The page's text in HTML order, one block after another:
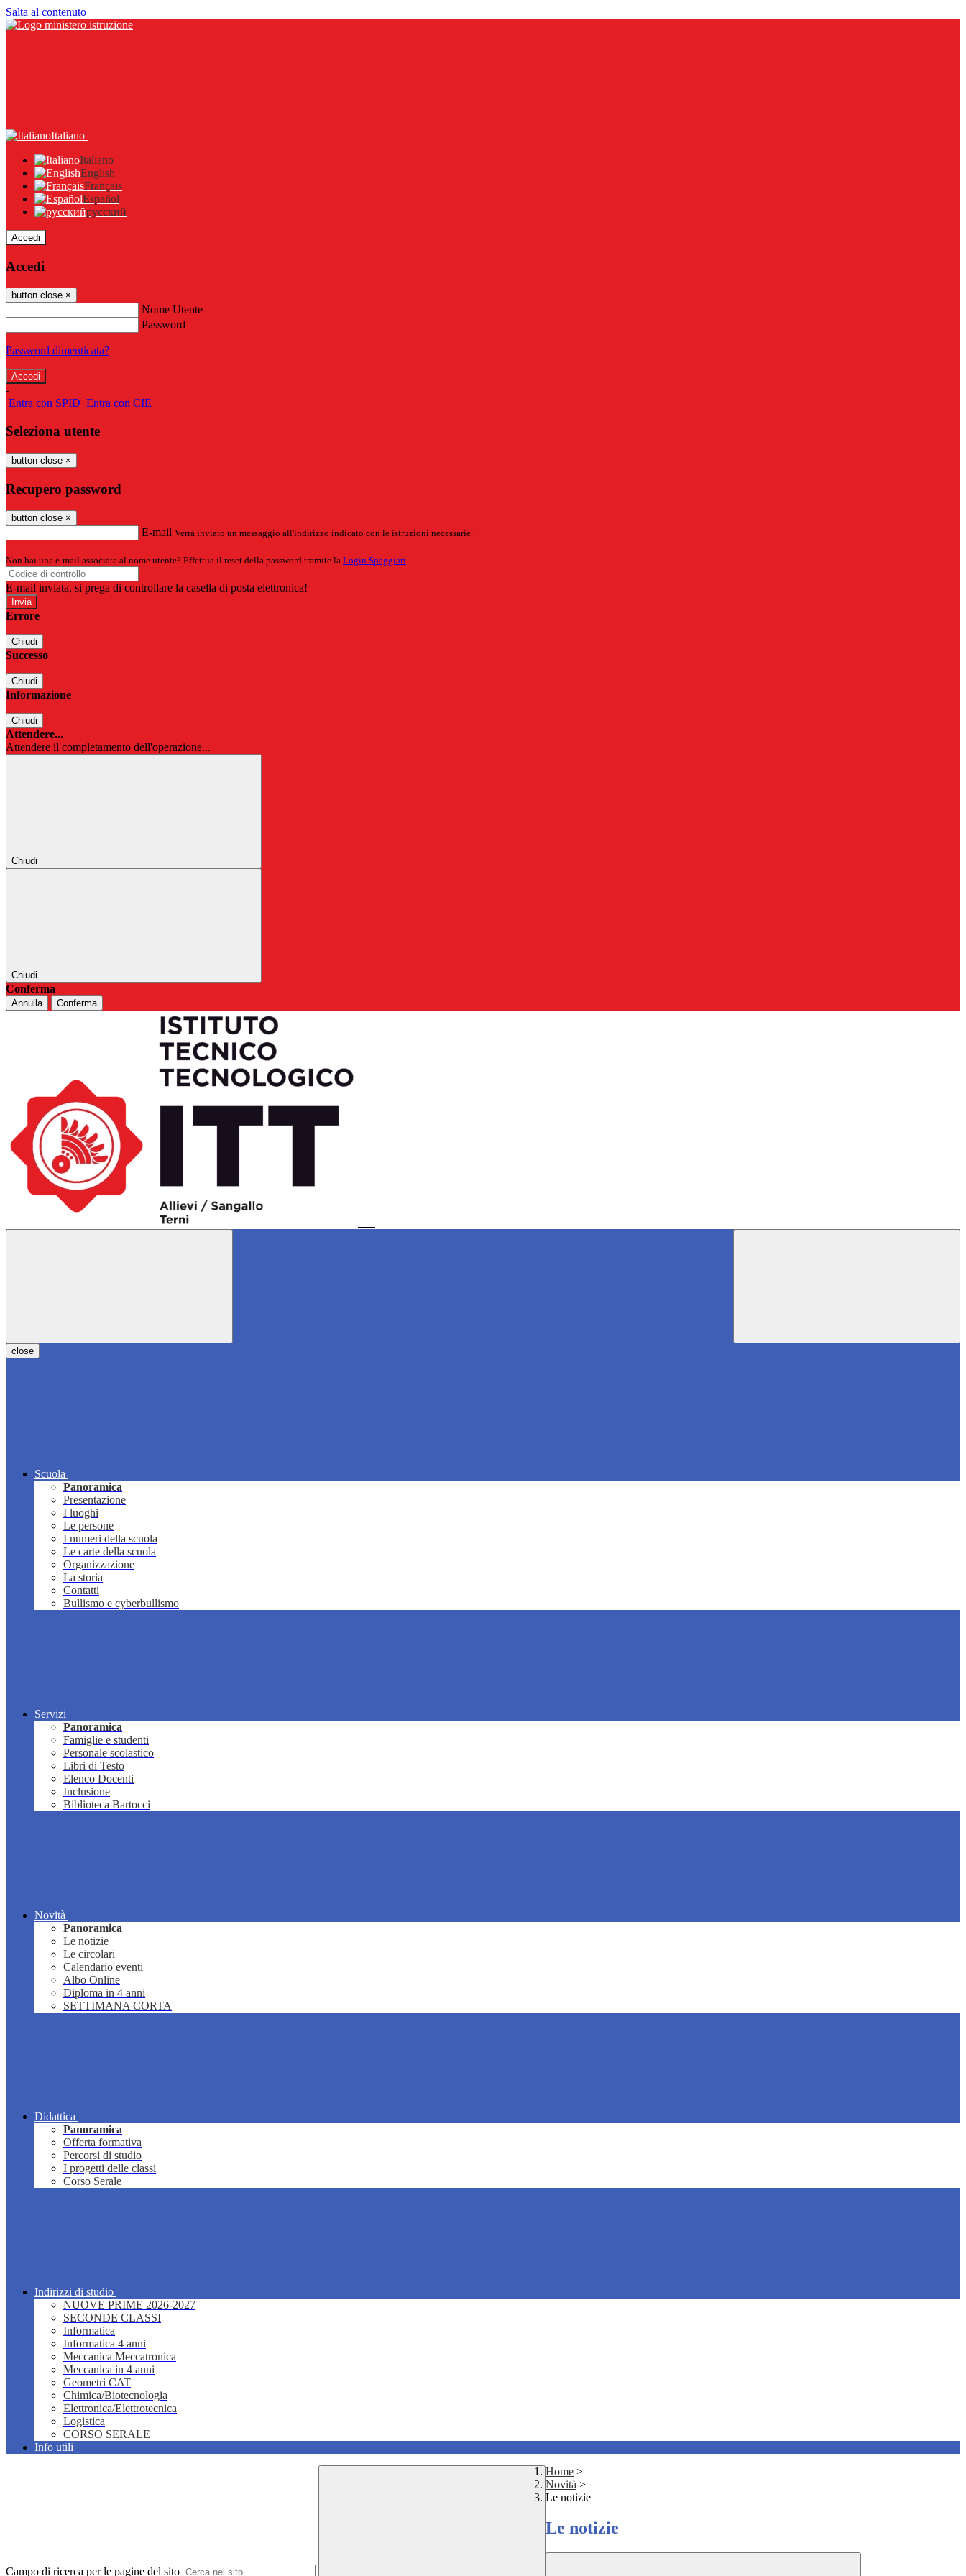
Salta al contenuto
Italiano
Italiano
English
Français
Español
русский
Accedi
Accedi
button close ×
Nome Utente
Password
Password dimenticata?
-
Entra con SPID Entra con CIE
Seleziona utente
button close ×
Recupero password
button close ×
E-mail Verrà inviato un messaggio all'indirizzo indicato con le istruzioni necessarie.
Non hai una e-mail associata al nome utente? Effettua il reset della password tramite la Login Spaggiari
E-mail inviata, si prega di controllare la casella di posta elettronica!
Errore
Chiudi
Successo
Chiudi
Informazione
Chiudi
Attendere...
Attendere il completamento dell'operazione...
Chiudi
Chiudi
Conferma
Annulla Conferma
close
Scuola
Panoramica
Presentazione
I luoghi
Le persone
I numeri della scuola
Le carte della scuola
Organizzazione
La storia
Contatti
Bullismo e cyberbullismo
Servizi
Panoramica
Famiglie e studenti
Personale scolastico
Libri di Testo
Elenco Docenti
Inclusione
Biblioteca Bartocci
Novità
Panoramica
Le notizie
Le circolari
Calendario eventi
Albo Online
Diploma in 4 anni
SETTIMANA CORTA
Didattica
Panoramica
Offerta formativa
Percorsi di studio
I progetti delle classi
Corso Serale
Indirizzi di studio
NUOVE PRIME 2026-2027
SECONDE CLASSI
Informatica
Informatica 4 anni
Meccanica Meccatronica
Meccanica in 4 anni
Geometri CAT
Chimica/Biotecnologia
Elettronica/Elettrotecnica
Logistica
CORSO SERALE
Info utili
Campo di ricerca per le pagine del sito
Home >
Novità >
Le notizie
Le notizie